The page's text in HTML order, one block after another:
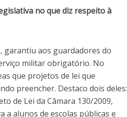
no que diz respeito à
garantiu aos guardadores do
militar obrigatório. No
que projetos de lei que
preencher. Destaco dois deles:
de Lei da Câmara 130/2009,
a alunos de escolas públicas e